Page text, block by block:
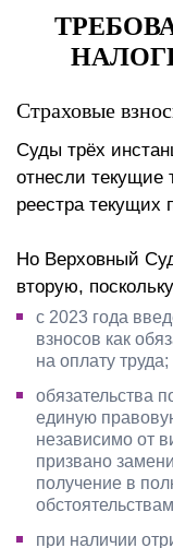
Страховые
Суды трёх
отнесли текущие
реестра текущих
Но Верховный
вторую,
с 2023 года
взносов как
на оплату труда;
обязательства
единую
независимо от
призвано
получение в
при наличии